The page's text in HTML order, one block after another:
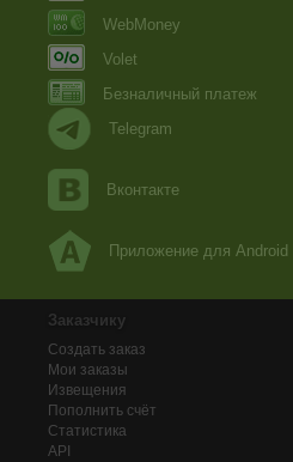
WebMoney
Volet
Безналичный платеж
Telegram
Вконтакте
Приложение для Android
Заказчику
Создать заказ
Мои заказы
Извещения
Пополнить счёт
Статистика
API